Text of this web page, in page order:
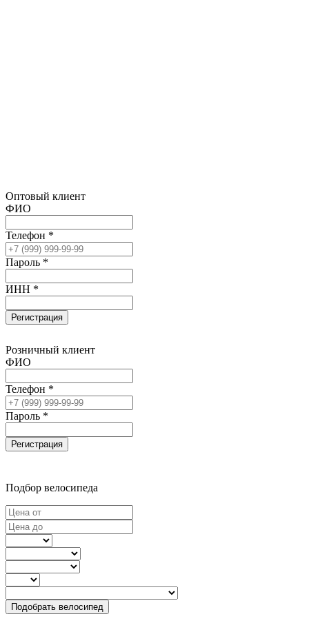
Оптовый клиент
ФИО
Телефон *
Пароль *
ИНН *
Регистрация
Розничный клиент
ФИО
Телефон *
Пароль *
Регистрация
Подбор велосипеда
Подобрать велосипед